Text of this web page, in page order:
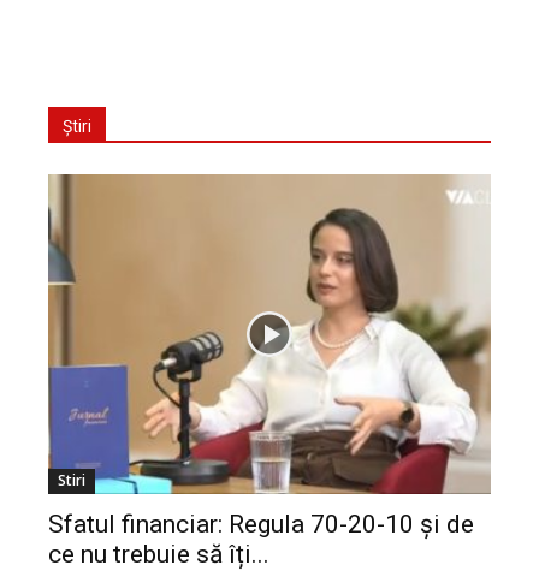
Știri
Stiri
Sfatul financiar: Regula 70-20-10 și de
ce nu trebuie să îți...